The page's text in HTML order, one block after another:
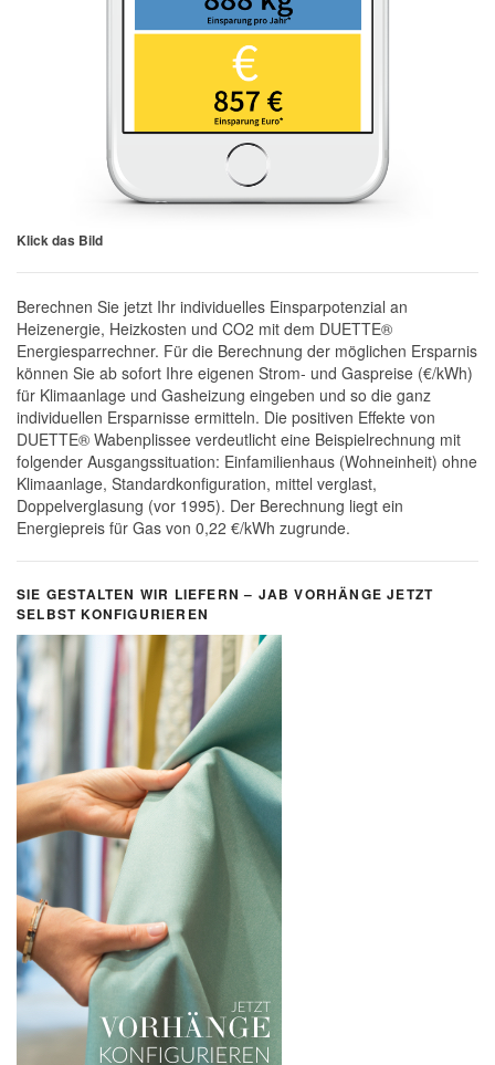
Klick das Bild
Berechnen Sie jetzt Ihr individuelles Einsparpotenzial an
Heizenergie, Heizkosten und CO2 mit dem DUETTE®
Energiesparrechner. Für die Berechnung der möglichen Ersparnis
können Sie ab sofort Ihre eigenen Strom- und Gaspreise (€/kWh)
für Klimaanlage und Gasheizung eingeben und so die ganz
individuellen Ersparnisse ermitteln. Die positiven Effekte von
DUETTE® Wabenplissee verdeutlicht eine Beispielrechnung mit
folgender Ausgangssituation: Einfamilienhaus (Wohneinheit) ohne
Klimaanlage, Standardkonfiguration, mittel verglast,
Doppelverglasung (vor 1995). Der Berechnung liegt ein
Energiepreis für Gas von 0,22 €/kWh zugrunde.
SIE GESTALTEN WIR LIEFERN – JAB VORHÄNGE JETZT
SELBST KONFIGURIEREN